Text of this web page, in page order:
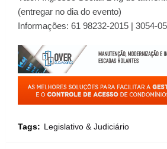
(entregar no dia do evento)
Informações: 61 98232-2015 | 3054-
Tags: Legislativo & Judiciário